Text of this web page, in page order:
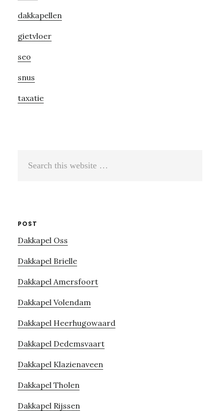
dakkapellen
gietvloer
seo
snus
taxatie
POST
Dakkapel Oss
Dakkapel Brielle
Dakkapel Amersfoort
Dakkapel Volendam
Dakkapel Heerhugowaard
Dakkapel Dedemsvaart
Dakkapel Klazienaveen
Dakkapel Tholen
Dakkapel Rijssen